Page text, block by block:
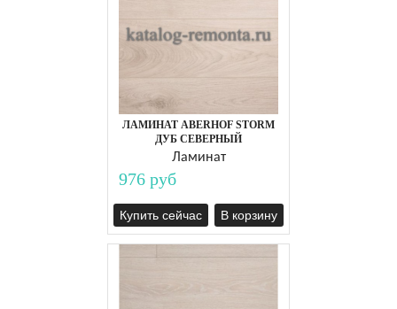
ЛАМИНАТ ABERHOF STORM
ДУБ СЕВЕРНЫЙ
Ламинат
976 руб
Купить сейчас В корзину